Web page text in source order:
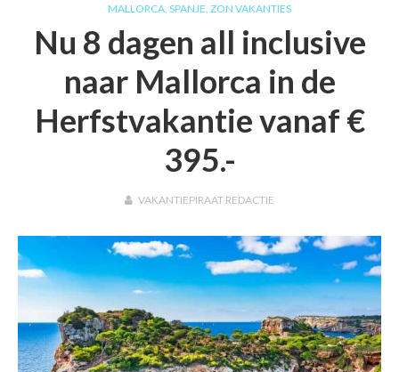
MALLORCA, SPANJE, ZON VAKANTIES
Nu 8 dagen all inclusive
naar Mallorca in de
Herfstvakantie vanaf €
395.-
VAKANTIEPIRAAT REDACTIE